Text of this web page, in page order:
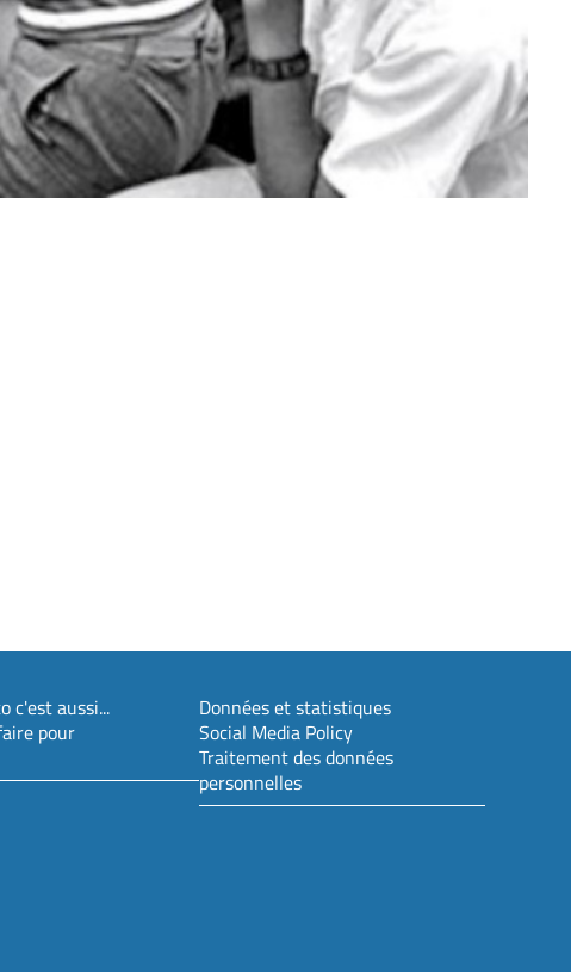
c'est aussi...
pour
Données et statistiques
Social Media Policy
Traitement des données
personnelles